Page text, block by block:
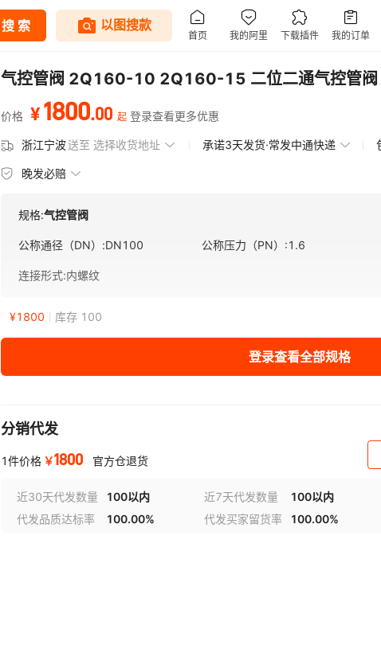
气控管阀 2Q160-10 2Q160-15 二位二通气控管
价格 ¥1800.00 起 登录查看更多优惠
浙江宁波送至 选择收货地址 承诺3天发货·常发中通快递
晚发必赔
规格:气控管阀
公称通径（DN） :DN100 公称压力（PN） :1.6
连接形式:内螺纹
¥1800 库存 100
登录查看全部规格
分销代发
1件价格 ￥1800 官方仓退货
近30天代发数量 100以内 近7天代发数量 100以内
代发品质达标率
100.00% 代发买家留货率 100.00%